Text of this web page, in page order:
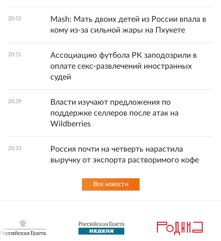
20:52
Mash: Мать двоих детей из России впала в
кому из-за сильной жары на Пхукете
20:51
Ассоциацию футбола РК заподозрили в
оплате секс-развлечений иностранных
судей
20:39
Власти изучают предложения по
поддержке селлеров после атак на
Wildberries
20:33
Россия почти на четверть нарастила
выручку от экспорта растворимого кофе
Все новости